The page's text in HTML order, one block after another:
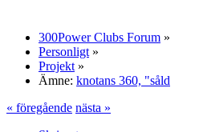
300Power Clubs Forum »
Personligt »
Projekt »
Ämne: knotans 360, "såld
« föregående nästa »